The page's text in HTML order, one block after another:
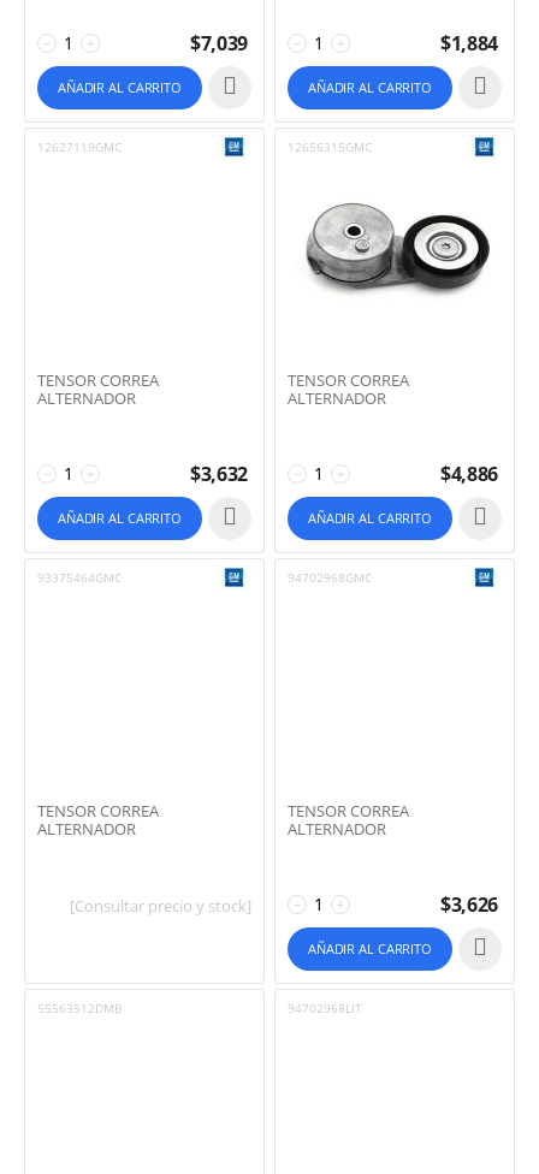
+
− $7,039
AÑADIR AL CARRITO
+
− $1,884
AÑADIR AL CARRITO
12627119GMC
TENSOR CORREA
ALTERNADOR
+
− $3,632
AÑADIR AL CARRITO
12656315GMC
TENSOR CORREA
ALTERNADOR
+
− $4,886
AÑADIR AL CARRITO
93375464GMC
TENSOR CORREA
ALTERNADOR
[Consultar precio y stock]
94702968GMC
TENSOR CORREA
ALTERNADOR
+
− $3,626
AÑADIR AL CARRITO
55563512DMB 94702968LIT